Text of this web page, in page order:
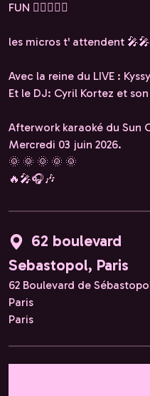
FUN 🏳️‍🌈✨️🎶🎤
les micros t' attendent
Avec la reine du LIVE :
Et le DJ: Cyril Kortez et
Afterwork karaoké du Sun
Mercredi 03 juin 2026.
🌞 🌞 🌞 🌞 🌞
🔥🎤🎧🎶
62 boulevard
Sebastopol, Paris
62 Boulevard de
Paris
Paris